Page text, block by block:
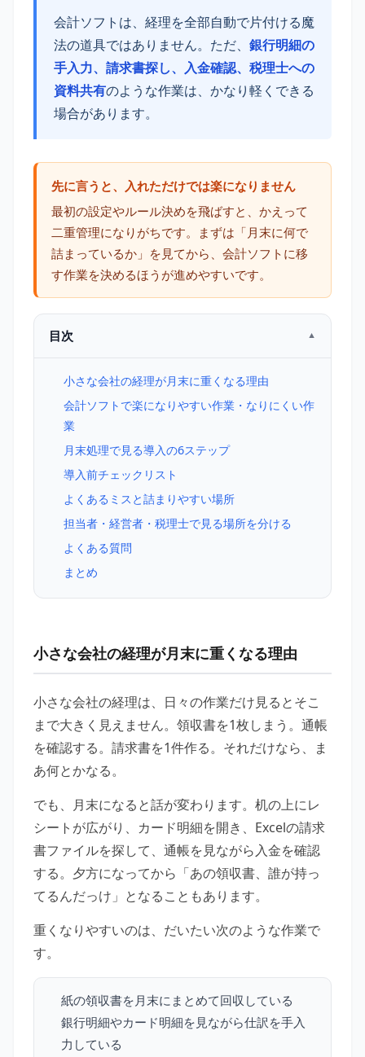
会計ソフトは、経理を全部自動で片付ける魔
法の道具ではありません。ただ、 銀行明細の
手入力、請求書探し、入金確認、税理士への
資料共有のような作業は、かなり軽くできる
場合があります。
先に言うと、入れただけでは楽になりません
最初の設定やルール決めを飛ばすと、かえって
二重管理になりがちです。まずは「月末に何で
詰まっているか」を見てから、会計ソフトに移
す作業を決めるほうが進めやすいです。
目次
小さな会社の経理が月末に重くなる理由
会計ソフトで楽になりやすい作業・なりにくい作
業
月末処理で見る導入の6ステップ
導入前チェックリスト
よくあるミスと詰まりやすい場所
担当者・経営者・税理士で見る場所を分ける
よくある質問
まとめ
小さな会社の経理が月末に重くなる理由
小さな会社の経理は、日々の作業だけ見るとそこ
まで大きく見えません。領収書を1枚しまう。通帳
を確認する。請求書を1件作る。それだけなら、ま
あ何とかなる。
でも、月末になると話が変わります。机の上にレ
シートが広がり、カード明細を開き、Excelの請求
書ファイルを探して、通帳を見ながら入金を確認
する。夕方になってから「あの領収書、誰が持っ
てるんだっけ」となることもあります。
重くなりやすいのは、だいたい次のような作業で
す。
紙の領収書を月末にまとめて回収している
銀行明細やカード明細を見ながら仕訳を手入
力している